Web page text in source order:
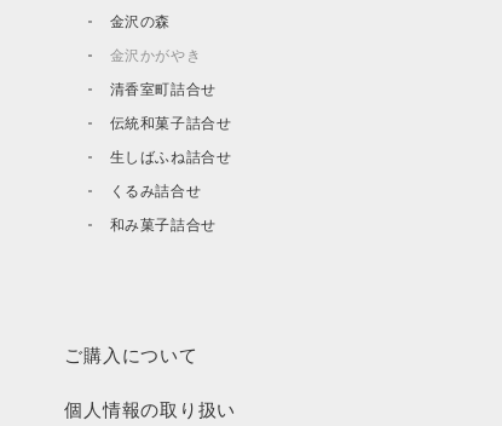
金沢の森
金沢かがやき
清香室町詰合せ
伝統和菓子詰合せ
生しばふね詰合せ
くるみ詰合せ
和み菓子詰合せ
ご購入について
個人情報の取り扱い